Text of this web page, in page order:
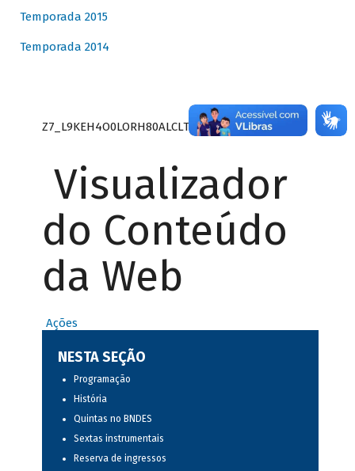
Temporada 2015
Temporada 2014
Z7_L9KEH4O0LORH80ALCLTPF80S27
Visualizador
do Conteúdo
da Web
Ações
NESTA SEÇÃO
Programação
História
Quintas no BNDES
Sextas instrumentais
Reserva de ingressos